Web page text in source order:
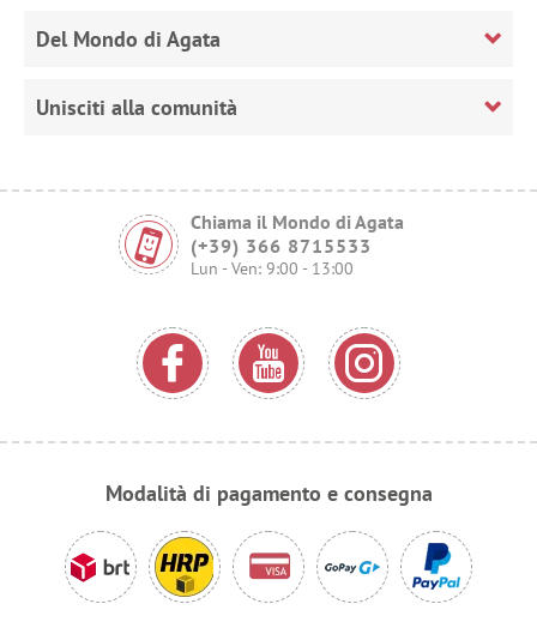
Del Mondo di Agata
Unisciti alla comunità
Chiama il Mondo di Agata
(+39) 366 8715533
Lun - Ven: 9:00 - 13:00
Modalità di pagamento e consegna